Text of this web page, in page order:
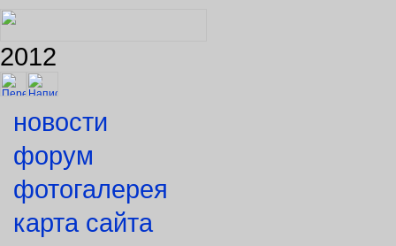
2012
новости
форум
фотогалерея
карта сайта